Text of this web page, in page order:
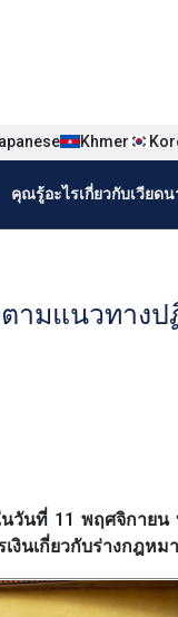
Khmer
คุณรู้อะไรเกี่ยวกับเวียด
ามแนวทาง
วันที่ 11 พฤศจิกายน
งินเกี่ยวกับร่างกฎห